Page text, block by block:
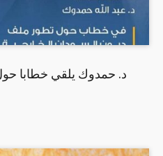
د. حمدوك يلقي خطابا